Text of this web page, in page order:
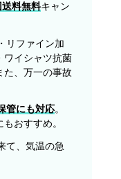
送料無料キャン
リファイン加
ワイシャツ抗菌
た、万一の事故
管にも対応。
もおすすめ。
て、気温の急